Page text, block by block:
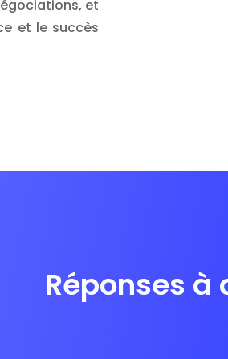
et
et le succès
Réponses